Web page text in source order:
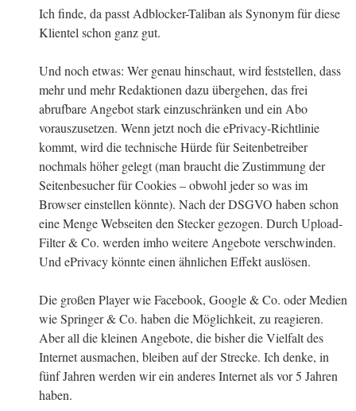
Ich finde, da passt Adblocker-Taliban als Synonym für diese
Klientel schon ganz gut.
Und noch etwas: Wer genau hinschaut, wird feststellen, dass
mehr und mehr Redaktionen dazu übergehen, das frei
abrufbare Angebot stark einzuschränken und ein Abo
vorauszusetzen. Wenn jetzt noch die ePrivacy-Richtlinie
kommt, wird die technische Hürde für Seitenbetreiber
nochmals höher gelegt (man braucht die Zustimmung der
Seitenbesucher für Cookies – obwohl jeder so was im
Browser einstellen könnte). Nach der DSGVO haben schon
eine Menge Webseiten den Stecker gezogen. Durch Upload-
Filter & Co. werden imho weitere Angebote verschwinden.
Und ePrivacy könnte einen ähnlichen Effekt auslösen.
Die großen Player wie Facebook, Google & Co. oder Medien
wie Springer & Co. haben die Möglichkeit, zu reagieren.
Aber all die kleinen Angebote, die bisher die Vielfalt des
Internet ausmachen, bleiben auf der Strecke. Ich denke, in
fünf Jahren werden wir ein anderes Internet als vor 5 Jahren
haben.